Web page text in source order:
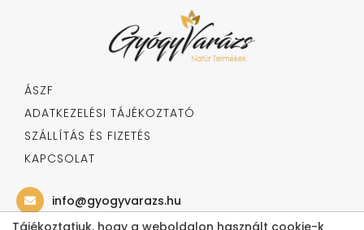
ÁSZF
ADATKEZELÉSI TÁJÉKOZTATÓ
SZÁLLÍTÁS ÉS FIZETÉS
KAPCSOLAT
info@gyogyvarazs.hu
Tájékoztatjuk, hogy a weboldalon használt cookie-k